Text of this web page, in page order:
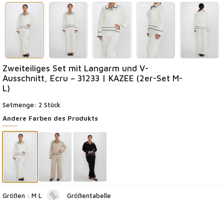
Zweiteiliges Set mit Langarm und V-
Ausschnitt, Ecru – 31233 | KAZEE (2er-Set M-
L)
Setmenge: 2 Stück
Andere Farben des Produkts
Größen : M L Größentabelle